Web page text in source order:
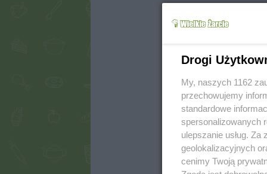
Drogi
My, naszych 1162
przechowujemy
standardowe
spersonalizowanych
ulepszanie usług.
geolokalizacyjnych
cenimy Twoją